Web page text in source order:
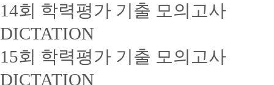
14회 학력평가 기출 모의고사
DICTATION
15회 학력평가 기출 모의고사
DICTATION